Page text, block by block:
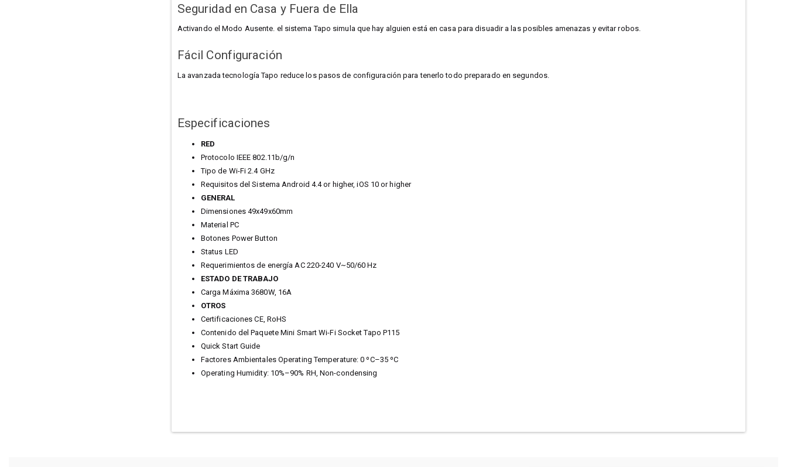
Seguridad en Casa y Fuera de Ella
Activando el Modo Ausente. el sistema Tapo simula que hay alguien está en casa para disuadir a las posibles amenazas y evitar robos.
Fácil Configuración
La avanzada tecnología Tapo reduce los pasos de configuración para tenerlo todo preparado en segundos.
Especificaciones
RED
Protocolo IEEE 802.11b/g/n
Tipo de Wi-Fi 2.4 GHz
Requisitos del Sistema Android 4.4 or higher, iOS 10 or higher
GENERAL
Dimensiones 49x49x60mm
Material PC
Botones Power Button
Status LED
Requerimientos de energía AC 220-240 V~50/60 Hz
ESTADO DE TRABAJO
Carga Máxima 3680W, 16A
OTROS
Certificaciones CE, RoHS
Contenido del Paquete Mini Smart Wi-Fi Socket Tapo P115
Quick Start Guide
Factores Ambientales Operating Temperature: 0 ºC–35 ºC
Operating Humidity: 10%–90% RH, Non-condensing